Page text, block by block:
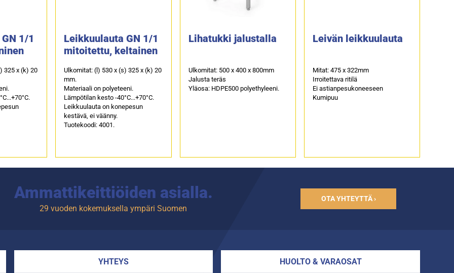
1/1
325 x (k) 20
Leikkuulauta GN 1/1
mitoitettu, keltainen
Ulkomitat: (l) 530 x (s) 325 x (k) 20
mm.
Materiaali on polyeteeni.
Lämpötilan kesto -40°C...+70°C.
Leikkuulauta on konepesun
kestävä, ei väänny.
Tuotekoodi: 4001.
Lihatukki jalustalla
Ulkomitat: 500 x 400 x 800mm
Jalusta teräs
Yläosa: HDPE500 polyethyleeni.
Leivän leikkuulauta
Mitat: 475 x 322mm
Irroitettava ritilä
Ei astianpesukoneeseen
Kumipuu
Ammattikeittiöiden asialla.
29 vuoden kokemuksella ympäri Suomen
OTA YHTEYTTÄ ›
YHTEYS HUOLTO & VARAOSAT